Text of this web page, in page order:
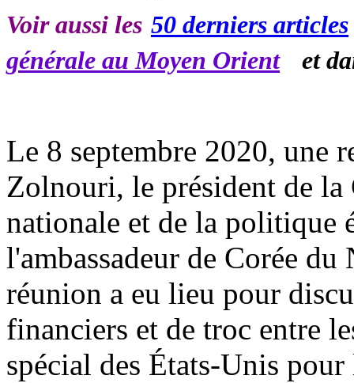
Voir aussi les 50 derniers articles
générale au Moyen Orientle et
Le 8 septembre 2020, une
Zolnouri, le président de la
nationale et de la politique
l'ambassadeur de Corée
réunion a eu lieu pour
financiers et de troc entre
spécial des États-Unis